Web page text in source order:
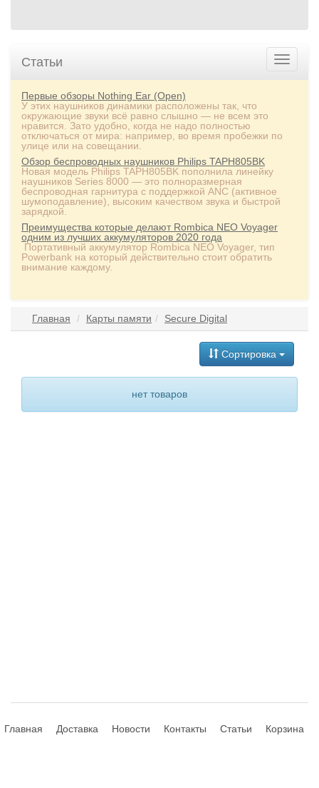
Статьи
Первые обзоры Nothing Ear (Open)
У этих наушников динамики расположены так, что
окружающие звуки всё равно слышно — не всем это
нравится. Зато удобно, когда не надо полностью
отключаться от мира: например, во время пробежки по
улице или на совещании.
Обзор беспроводных наушников Philips TAPH805BK
Новая модель Philips TAPH805BK пополнила линейку
наушников Series 8000 — это полноразмерная
беспроводная гарнитура с поддержкой ANC (активное
шумоподавление), высоким качеством звука и быстрой
зарядкой.
Преимущества которые делают Rombica NEO Voyager
одним из лучших аккумуляторов 2020 года
Портативный аккумулятор Rombica NEO Voyager, тип
Powerbank на который действительно стоит обратить
внимание каждому.
Главная Карты памяти Secure Digital
Сортировка
нет товаров
Главная Доставка Новости Контакты Статьи Корзина